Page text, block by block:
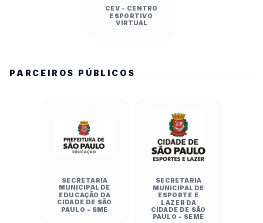
CEV - CENTRO
ESPORTIVO
VIRTUAL
PARCEIROS PÚBLICOS
SECRETARIA
MUNICIPAL DE
EDUCAÇÃO DA
CIDADE DE SÃO
PAULO - SME
SECRETARIA
MUNICIPAL DE
ESPORTE E
LAZER DA
CIDADE DE SÃO
PAULO - SEME